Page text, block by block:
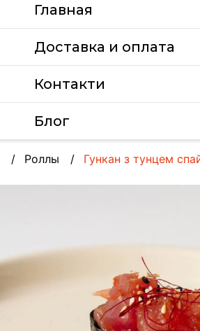
Главная
Доставка и оплата
Контакти
Блог
Роллы Гункан з тунцем